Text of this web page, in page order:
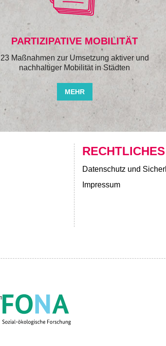
PARTIZIPATIVE MOBILITÄT
23 Maßnahmen zur Umsetzung aktiver und
nachhaltiger Mobilität in Städten
MEHR
RECHTLICHES
Datenschutz und
Impressum